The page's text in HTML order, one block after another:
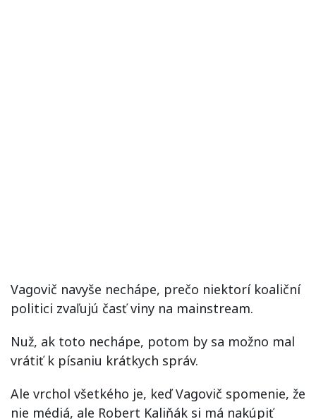
Vagovič navyše nechápe, prečo niektorí koaliční
politici zvaľujú časť viny na mainstream.
Nuž, ak toto nechápe, potom by sa možno mal
vrátiť k písaniu krátkych správ.
Ale vrchol všetkého je, keď Vagovič spomenie, že
nie médiá, ale Robert Kaliňák si má nakúpiť